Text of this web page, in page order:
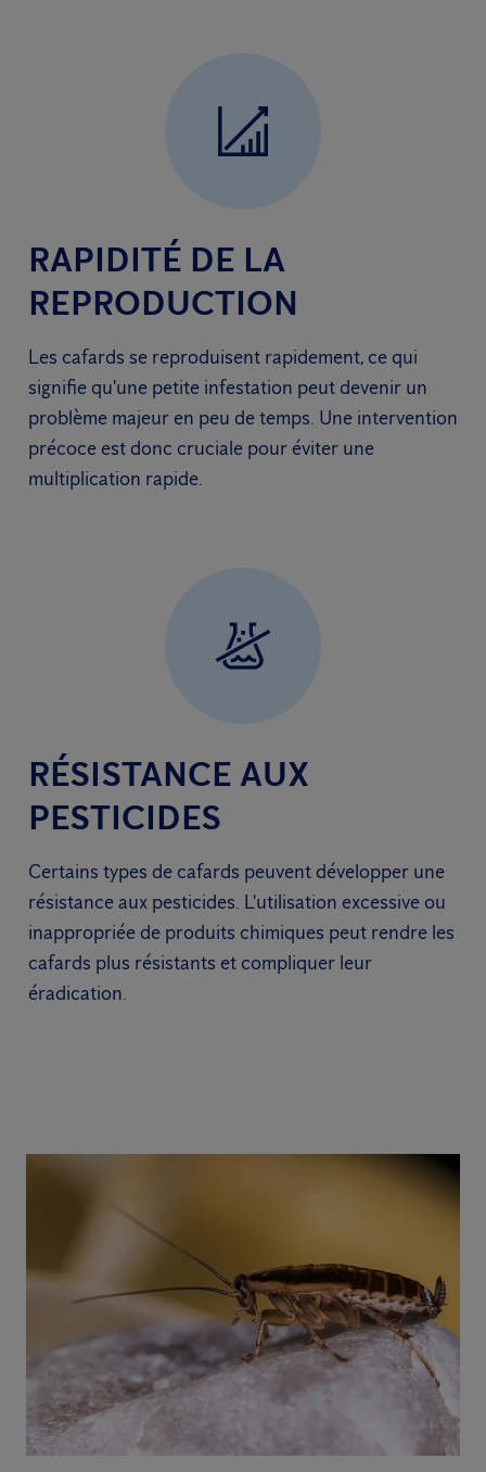
RAPIDITÉ DE LA
REPRODUCTION
Les cafards se reproduisent rapidement, ce qui
signifie qu'une petite infestation peut devenir un
problème majeur en peu de temps. Une intervention
précoce est donc cruciale pour éviter une
multiplication rapide.
RÉSISTANCE AUX
PESTICIDES
Certains types de cafards peuvent développer une
résistance aux pesticides. L'utilisation excessive ou
inappropriée de produits chimiques peut rendre les
cafards plus résistants et compliquer leur
éradication.